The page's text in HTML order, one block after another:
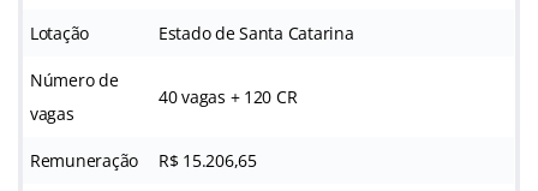
Lotação Estado de Santa Catarina
Número de
vagas
40 vagas + 120 CR
Remuneração R$ 15.206,65